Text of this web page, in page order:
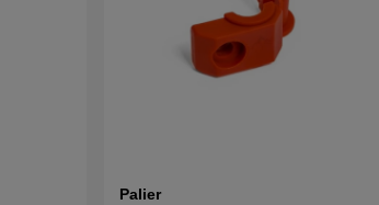
Palier